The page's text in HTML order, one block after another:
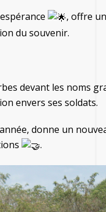
, offre
du souvenir.
devant les noms
envers ses soldats.
donne un
.